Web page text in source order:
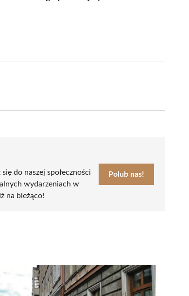
do naszej społeczności
wydarzeniach w
na bieżąco!
Polub nas!